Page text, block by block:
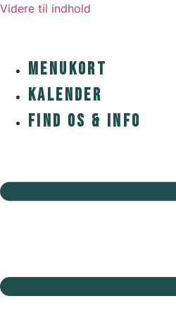
Videre til indhold
MENUKORT
KALENDER
FIND OS & INFO